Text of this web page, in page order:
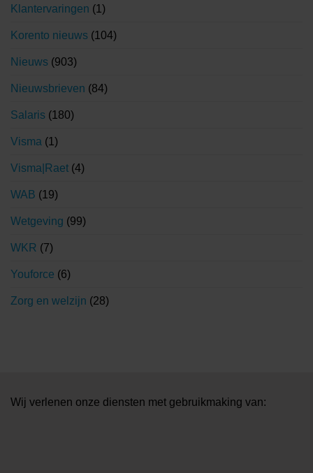
Klantervaringen (1)
Korento nieuws (104)
Nieuws (903)
Nieuwsbrieven (84)
Salaris (180)
Visma (1)
Visma|Raet (4)
WAB (19)
Wetgeving (99)
WKR (7)
Youforce (6)
Zorg en welzijn (28)
Wij verlenen onze diensten met gebruikmaking van: